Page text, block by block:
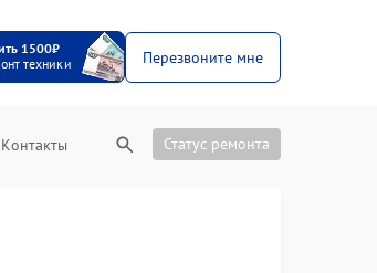
1500₽
техники
Перезвоните мне
Контакты Статус ремонта